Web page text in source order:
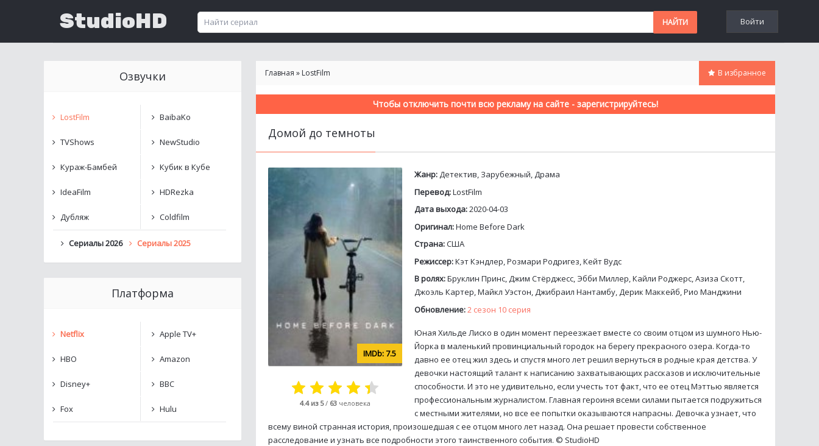
StudioHD Войти
Главная » LostFilm В избранное
Чтобы отключить почти всю рекламу на сайте - зарегистрируйтесь!
Домой до темноты
7.5
4.4из 5/ 63 человека
Жанр:Детектив, Зарубежный, Драма
Перевод:LostFilm
Дата выхода:2020-04-03
Оригинал:Home Before Dark
Страна:США
Режиссер:Кэт Кэндлер, Розмари Родригез, Кейт Вудс
В ролях:Бруклин Принс, Джим Стёрджесс, Эбби Миллер, Кайли Роджерс, Азиза Скотт,
Джоэль Картер, Майкл Уэстон, Джибраил Нантамбу, Дерик Маккейб, Рио Манджини
Обновление:2 сезон 10 серия
Юная Хильде Лиско в один момент переезжает вместе со своим отцом из шумного Нью-
Йорка в маленький провинциальный городок на берегу прекрасного озера. Когда-то
давно ее отец жил здесь и спустя много лет решил вернуться в родные края детства. У
девочки настоящий талант к написанию захватывающих рассказов и исключительные
способности. И это не удивительно, если учесть тот факт, что ее отец Мэттью является
профессиональным журналистом. Главная героиня всеми силами пытается подружиться
с местными жителями, но все ее попытки оказываются напрасны. Девочка узнает, что
всему виной странная история, произошедшая с ее отцом много лет назад. Она решает провести собственное
расследование и узнать все подробности этого таинственного события. © StudioHD
Озвучки
LostFilm BaibaKo
TVShows NewStudio
Кураж-Бамбей Кубик в Кубе
IdeaFilm HDRezka
Дубляж Coldfilm
Сериалы 2026 Сериалы 2025
Платформа
Netflix Apple TV+
HBO Amazon
Disney+ BBC
Fox Hulu